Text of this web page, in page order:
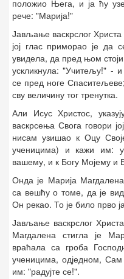
положио Њега, и ја ћу
рече: "Марија!"
Јављање васкрслог
јој глас приморао је да
увидела, да пред њом
ускликнула: "Учитељу!" -
се пред ноге
сву величину тог тренутка.
Али Исус Христос,
васкрсења Свога говори
нисам узишао к Оцу
ученицима) и кажи им:
вашему, и к Богу Мојему и
Онда је Марија
са вешћу о томе, да је
Он рекао. То је било прво
Јављање васкрслог
Магдалена стигла је
враћала са гроба
ученицима, одједном,
им: "радујте се!".